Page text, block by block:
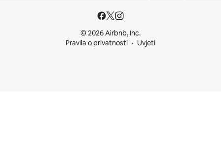
© 2026 Airbnb, Inc.
Pravila o privatnosti
Uvjeti